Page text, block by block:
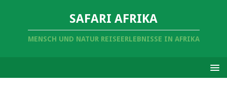
SAFARI AFRIKA
MENSCH UND NATUR REISEERLEBNISSE IN AFRIKA